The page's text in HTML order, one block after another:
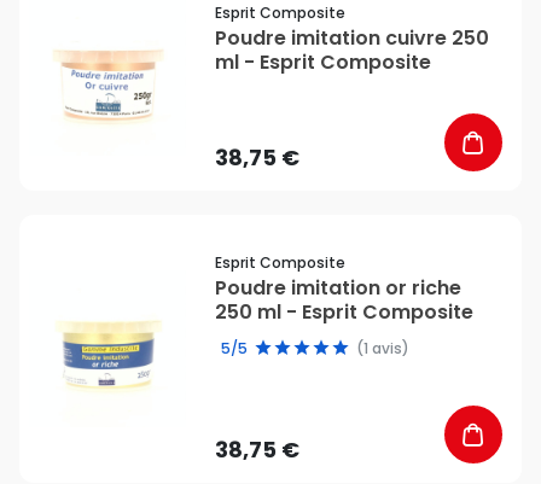
Esprit Composite
Poudre imitation cuivre 250
ml - Esprit Composite
38,75 €
Esprit Composite
Poudre imitation or riche
250 ml - Esprit Composite
5/5 (1 avis)
38,75 €